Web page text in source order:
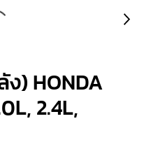
ง) HONDA
2.4L,